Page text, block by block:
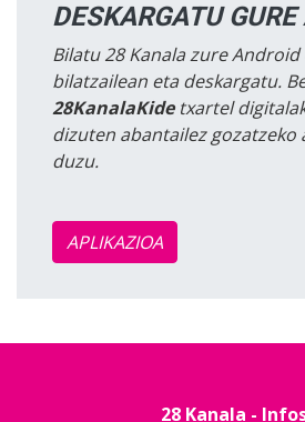
DESKARGATU
Bilatu 28 Kanala zure Android
bilatzailean eta deskargatu.
28KanalaKidetxartel
dizuten abantailez gozatzeko
duzu.
APLIKAZIOA
28 Kanala -